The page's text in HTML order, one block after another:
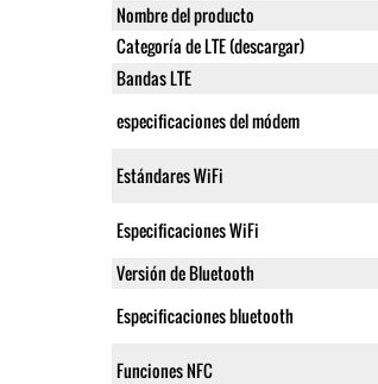
Nombre del producto
Categoría de LTE (descargar)
Bandas LTE
especificaciones del módem
Estándares WiFi
Especificaciones WiFi
Versión de Bluetooth
Especificaciones bluetooth
Funciones NFC